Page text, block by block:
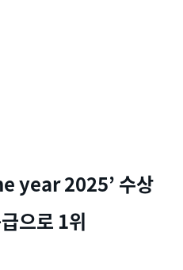
year 2025’ 수상
으로 1위